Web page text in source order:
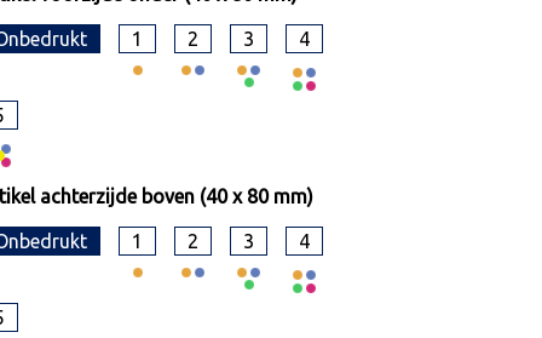
1 2 3 4
achterzijde boven (40 x 80 mm)
1 2 3 4